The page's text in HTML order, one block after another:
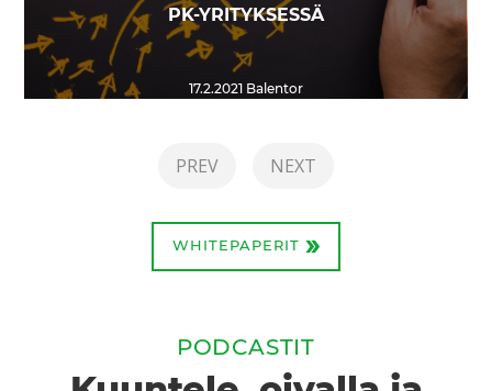
PK-YRITYKSESSÄ
17.2.2021 Balentor
PREV NEXT
WHITEPAPERIT »
PODCASTIT